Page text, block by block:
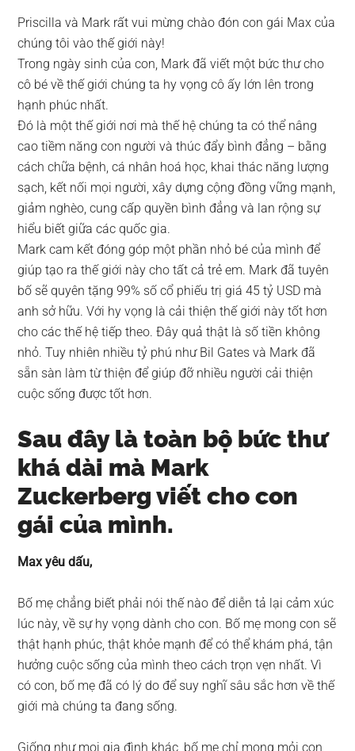
Priscilla và Mark rất vui mừng chào đón con gái Max của
chúng tôi vào thế giới này!
Trong ngày sinh của con, Mark đã viết một bức thư cho
cô bé về thế giới chúng ta hy vọng cô ấy lớn lên trong
hạnh phúc nhất.
Đó là một thế giới nơi mà thế hệ chúng ta có thể nâng
cao tiềm năng con người và thúc đẩy bình đẳng – bằng
cách chữa bệnh, cá nhân hoá học, khai thác năng lượng
sạch, kết nối mọi người, xây dựng cộng đồng vững mạnh,
giảm nghèo, cung cấp quyền bình đẳng và lan rộng sự
hiểu biết giữa các quốc gia.
Mark cam kết đóng góp một phần nhỏ bé của mình để
giúp tạo ra thế giới này cho tất cả trẻ em. Mark đã tuyên
bố sẽ quyên tặng 99% số cổ phiếu trị giá 45 tỷ USD mà
anh sở hữu. Với hy vọng là cải thiện thế giới này tốt hơn
cho các thế hệ tiếp theo. Đây quả thật là số tiền không
nhỏ. Tuy nhiên nhiều tỷ phú như Bil Gates và Mark đã
sẵn sàn làm từ thiện để giúp đỡ nhiều người cải thiện
cuộc sống được tốt hơn.
Sau đây là toàn bộ bức thư
khá dài mà Mark
Zuckerberg viết cho con
gái của mình.
Max yêu dấu,
Bố mẹ chẳng biết phải nói thế nào để diễn tả lại cảm xúc
lúc này, về sự hy vọng dành cho con. Bố mẹ mong con sẽ
thật hạnh phúc, thật khỏe mạnh để có thể khám phá, tận
hưởng cuộc sống của mình theo cách trọn vẹn nhất. Vì
có con, bố mẹ đã có lý do để suy nghĩ sâu sắc hơn về thế
giới mà chúng ta đang sống.
Giống như mọi gia đình khác, bố mẹ chỉ mong mỏi con